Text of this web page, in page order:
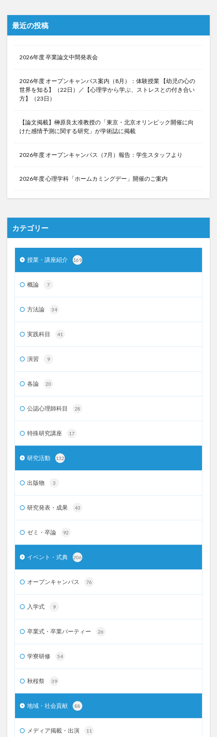
最近の投稿
2026年度 卒業論文中間発表会
2026年度 オープンキャンパス案内（8月）：体験授業 【幼児の心の
世界を知る】（22日）／【心理学から学ぶ、ストレスとの付き合い
方】（23日）
【論文掲載】榊原良太准教授の「東京・北京オリンピック開催に向
けた感情予測に関する研究」が学術誌に掲載
2026年度 オープンキャンパス（7月）報告：学生スタッフより
2026年度 心理学科「ホームカミングデー」開催のご案内
カテゴリー
授業・講座紹介 169
概論 7
方法論 34
実践科目 41
演習 9
各論 20
公認心理師科目 28
特殊研究講座 17
研究活動 132
出版物 3
研究発表・成果 43
ゼミ・卒論 92
イベント・式典 206
オープンキャンパス 76
入学式 9
卒業式・卒業パーティー 26
学寮研修 54
秋桜祭 39
地域・社会貢献 88
メディア掲載・出演 11